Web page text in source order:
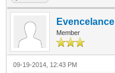
Evencelance
Member
09-19-2014, 12:43 PM